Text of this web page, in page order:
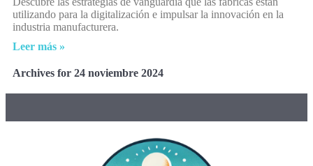
utilizando para la digitalización e impulsar la innovación en la
industria manufacturera.
Leer más »
Archives for 24 noviembre 2024